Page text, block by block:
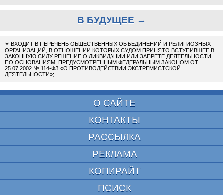
В БУДУЩЕЕ →
✴ ВХОДИТ В ПЕРЕЧЕНЬ ОБЩЕСТВЕННЫХ ОБЪЕДИНЕНИЙ И РЕЛИГИОЗНЫХ
ОРГАНИЗАЦИЙ, В ОТНОШЕНИИ КОТОРЫХ СУДОМ ПРИНЯТО ВСТУПИВШЕЕ В
ЗАКОННУЮ СИЛУ РЕШЕНИЕ О ЛИКВИДАЦИИ ИЛИ ЗАПРЕТЕ ДЕЯТЕЛЬНОСТИ
ПО ОСНОВАНИЯМ, ПРЕДУСМОТРЕННЫМ ФЕДЕРАЛЬНЫМ ЗАКОНОМ ОТ
25.07.2002 № 114-ФЗ «О ПРОТИВОДЕЙСТВИИ ЭКСТРЕМИСТСКОЙ
ДЕЯТЕЛЬНОСТИ»;
О САЙТЕ
КОНТАКТЫ
РАССЫЛКА
РЕКЛАМА
КОПИРАЙТ
ПОИСК